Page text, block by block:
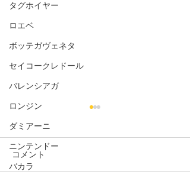
タグホイヤー
ロエベ
ボッテガヴェネタ
セイコークレドール
バレンシアガ
ロンジン
ダミアーニ
ニンテンドー
バカラエブリンPM
コメント